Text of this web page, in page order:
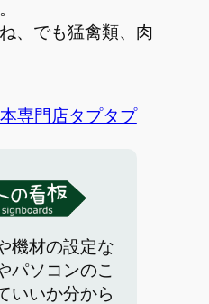
、でも猛禽類、肉
専門店タプタプ
機材の設定な
パソコンのこ
いいか分から